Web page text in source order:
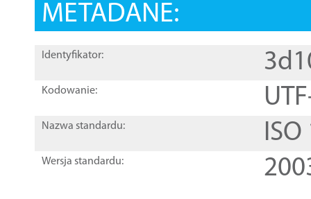
METADANE:
Identyfikator:
Kodowanie:
Nazwa standardu:
Wersja standardu: